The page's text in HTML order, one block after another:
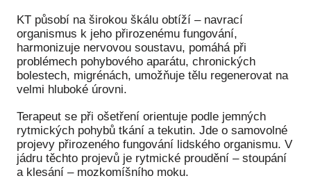
KT působí na širokou škálu obtíží – navrací
organismus k jeho přirozenému fungování,
harmonizuje nervovou soustavu, pomáhá při
problémech pohybového aparátu, chronických
bolestech, migrénách, umožňuje tělu regenerovat na
velmi hluboké úrovni.
Terapeut se při ošetření orientuje podle jemných
rytmických pohybů tkání a tekutin. Jde o samovolné
projevy přirozeného fungování lidského organismu. V
jádru těchto projevů je rytmické proudění – stoupání
a klesání – mozkomíšního moku.